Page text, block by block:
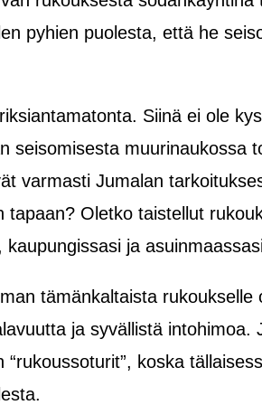
pyhien puolesta, että he
Siinä ei ole
seisomisesta muurinaukossa
varmasti Jumalan
Oletko taistellut
ja
tämänkaltaista rukoukselle
ja syvällistä intohimoa.
koska